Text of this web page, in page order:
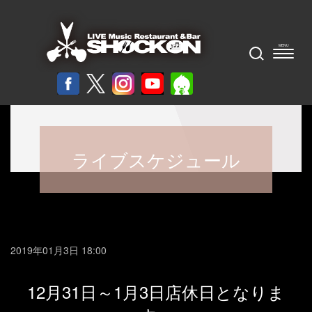
ライブスケジュール
2019年01月3日 18:00
12月31日～1月3日店休日となりま